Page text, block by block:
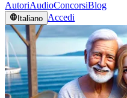
AutoriAudioConcorsiBlog
Italiano Accedi